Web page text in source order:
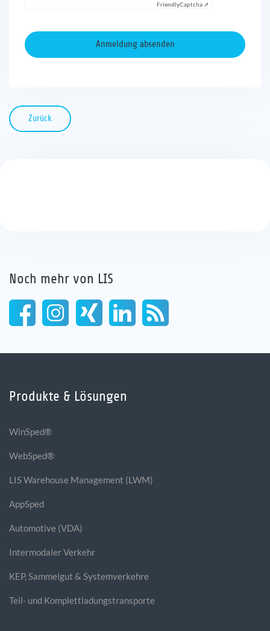
FriendlyCaptcha ⇗
Zurück
Noch mehr von LIS
Produkte & Lösungen
WinSped®
WebSped®
LIS Warehouse Management (LWM)
AppSped
Automotive (VDA)
Intermodaler Verkehr
KEP, Sammelgut & Systemverkehre
Teil- und Komplettladungstransporte